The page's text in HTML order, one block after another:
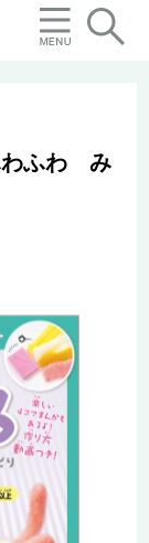
わふわ み